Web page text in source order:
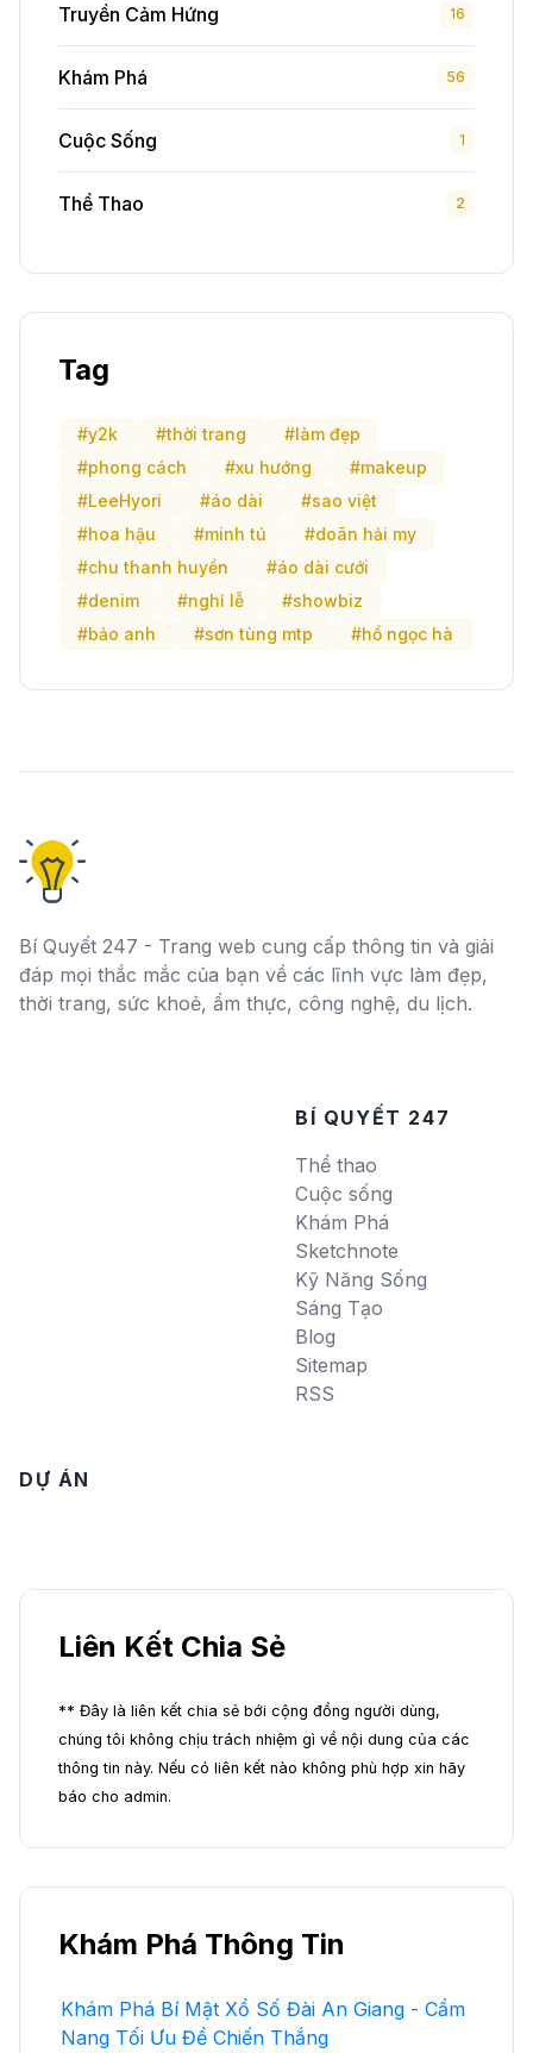
Truyền Cảm Hứng 16
Khám Phá 56
Cuộc Sống 1
Thể Thao 2
Tag
#y2k #thời trang
#làm đẹp
#phong cách
#xu hướng
#makeup
#LeeHyori
#áo dài
#sao việt
#hoa hậu
#minh tú
#doãn hải my
#chu thanh huyền
#áo dài cưới
#denim
#nghỉ lễ
#showbiz
#bảo anh
#sơn tùng mtp #hồ ngọc hà
Bí Quyết 247 - Trang web cung cấp thông tin và giải
đáp mọi thắc mắc của bạn về các lĩnh vực làm đẹp,
thời trang, sức khoẻ, ẩm thực, công nghệ, du lịch.
BÍ QUYẾT 247
Thể thao
Cuộc sống
Khám Phá
Sketchnote
Kỹ Năng Sống
Sáng Tạo
Blog
Sitemap
RSS
DỰ ÁN
Liên Kết Chia Sẻ
** Đây là liên kết chia sẻ bới cộng đồng người dùng,
chúng tôi không chịu trách nhiệm gì về nội dung của các
thông tin này. Nếu có liên kết nào không phù hợp xin hãy
báo cho admin.
Khám Phá Thông Tin
Khám Phá Bí Mật Xổ Số Đài An Giang - Cẩm
Nang Tối Ưu Để Chiến Thắng